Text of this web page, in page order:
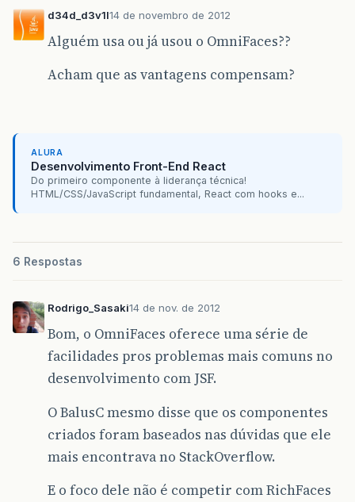
d34d_d3v1l14 de novembro de 2012
Alguém usa ou já usou o OmniFaces??
Acham que as vantagens compensam?
ALURA
Desenvolvimento Front-End React
Do primeiro componente à liderança técnica!
HTML/CSS/JavaScript fundamental, React com hooks e...
6 Respostas
Rodrigo_Sasaki14 de nov. de 2012
Bom, o OmniFaces oferece uma série de
facilidades pros problemas mais comuns no
desenvolvimento com JSF.
O BalusC mesmo disse que os componentes
criados foram baseados nas dúvidas que ele
mais encontrava no StackOverflow.
E o foco dele não é competir com RichFaces